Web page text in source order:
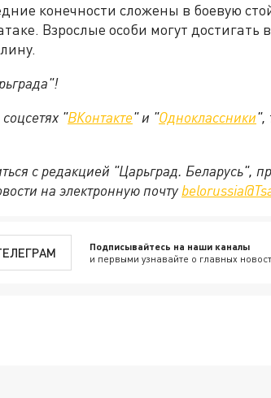
конечности сложены в боевую
Взрослые особи могут достигать
"ВКонтакте" и "Одноклассники",
с редакцией "Царьград. Беларусь",
на электронную почту
Подписывайтесь на наши каналы
и первыми узнавайте о главных